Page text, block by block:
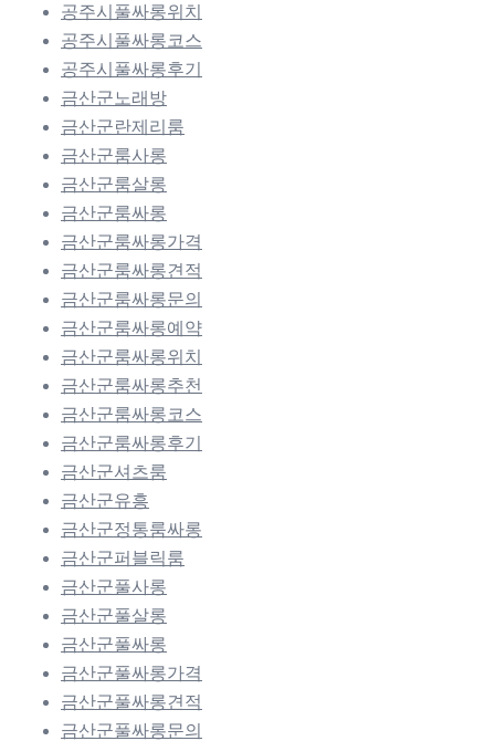
공주시풀싸롱위치
공주시풀싸롱코스
공주시풀싸롱후기
금산군노래방
금산군란제리룸
금산군룸사롱
금산군룸살롱
금산군룸싸롱
금산군룸싸롱가격
금산군룸싸롱견적
금산군룸싸롱문의
금산군룸싸롱예약
금산군룸싸롱위치
금산군룸싸롱추천
금산군룸싸롱코스
금산군룸싸롱후기
금산군셔츠룸
금산군유흥
금산군정통룸싸롱
금산군퍼블릭룸
금산군풀사롱
금산군풀살롱
금산군풀싸롱
금산군풀싸롱가격
금산군풀싸롱견적
금산군풀싸롱문의